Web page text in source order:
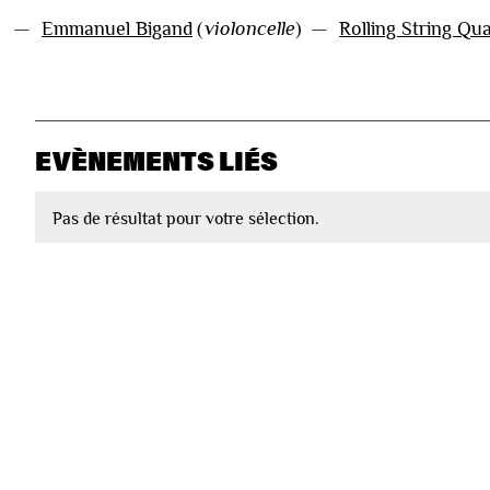
— Emmanuel Bigand (violoncelle) — Rolling String
EVÈNEMENTS LIÉS
Pas de résultat pour votre sélection.